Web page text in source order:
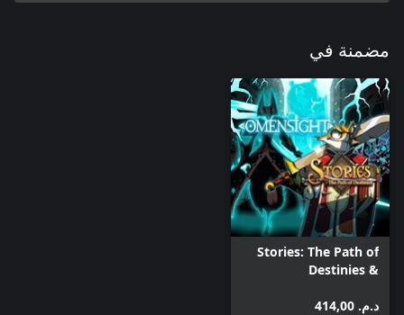
مضمنة في
Stories: The Path of
Destinies &
د.م.‏ 414,00